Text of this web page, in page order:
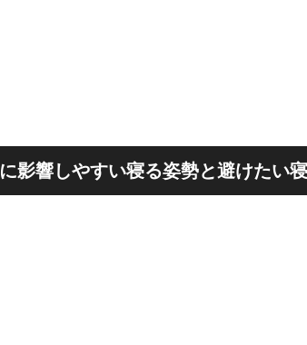
影響しやすい寝る姿勢と避けたい